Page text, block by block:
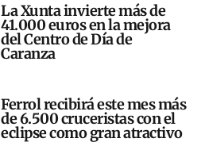
La Xunta invierte más de
41.000 euros en la mejora
del Centro de Día de
Caranza
Ferrol recibirá este mes más
de 6.500 cruceristas con el
eclipse como gran atractivo